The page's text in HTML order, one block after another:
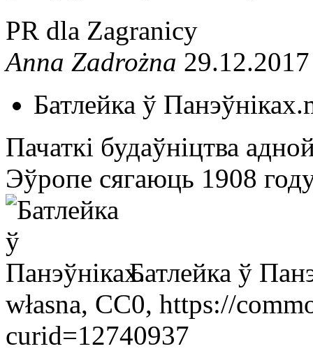
PR dla Zagranicy
Anna Zadrożna
Батлейка ў
Пачаткі будаўніцтва
Эўропе сягаюць 1908
Батлейка ў
własna, CC0, https://
curid=12740937